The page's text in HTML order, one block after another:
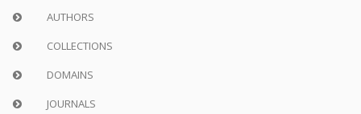
AUTHORS
COLLECTIONS
DOMAINS
JOURNALS